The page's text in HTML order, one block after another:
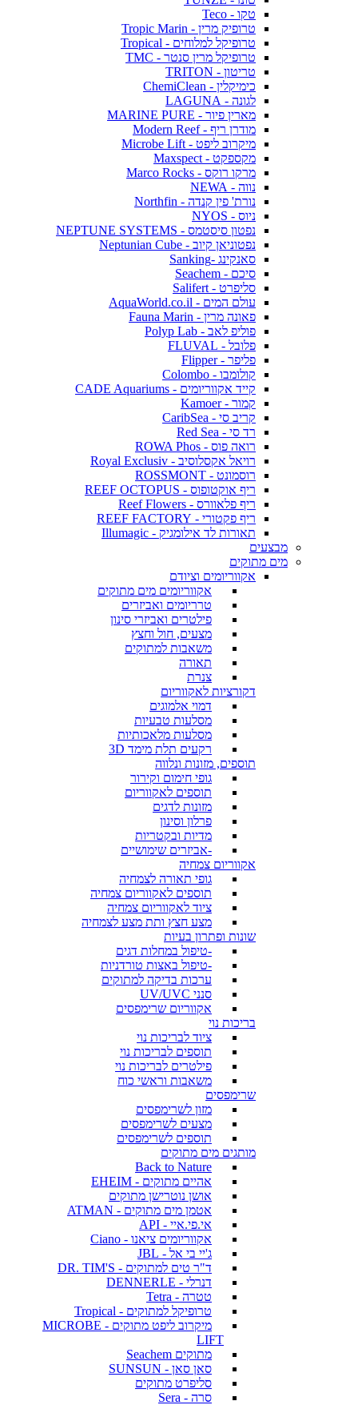
טקו - Teco
טרופיק מרין - Tropic Marin
טרופיקל למלוחים - Tropical
טרופיקל מרין סנטר - TMC
טריטון - TRITON
כימיקלין - ChemiClean
לגונה - LAGUNA
מארין פיור - MARINE PURE
מודרן ריף - Modern Reef
מיקרוב ליפט - Microbe Lift
מקספקט - Maxspect
מרקו רוקס - Marco Rocks
נווה - NEWA
נורת' פין קנדה - Northfin
ניוס - NYOS
נפטון סיסטמס - NEPTUNE SYSTEMS
נפטוניאן קיוב - Neptunian Cube
סאנקינג -Sanking
סיכם - Seachem
סליפרט - Salifert
עולם המים - AquaWorld.co.il
פאונה מרין - Fauna Marin
פוליפ לאב - Polyp Lab
פלובל - FLUVAL
פליפר - Flipper
קולומבו - Colombo
קייד אקווריומים - CADE Aquariums
קמור - Kamoer
קריב סי - CaribSea
רד סי - Red Sea
רואה פוס - ROWA Phos
רויאל אקסלוסיב - Royal Exclusiv
רוסמונט - ROSSMONT
ריף אוקטופוס - REEF OCTOPUS
ריף פלאוורס - Reef Flowers
ריף פקטורי - REEF FACTORY
תאורות לד אילומגיק - Illumagic
מבצעים
מים מתוקים
אקווריומים וציודם
אקווריומים מים מתוקים
טרריומים ואביזרים
פילטרים ואביזרי סינון
מצעים, חול וחצץ
משאבות למתוקים
תאורה
צנרת
דקורציות לאקווריום
דמוי אלמוגים
מסלעות טבעיות
מסלעות מלאכותיות
רקעים תלת מימד 3D
תוספים, מזונות ונלווה
גופי חימום וקירור
תוספים לאקווריום
מזונות לדגים
פרלון וסינון
מדיות ובקטריות
-אביזרים שימושיים
אקווריום צמחיה
גופי תאורה לצמחיה
תוספים לאקווריום צמחיה
ציוד לאקווריום צמחיה
מצע חצץ ותת מצע לצמחיה
שונות ופתרון בעיות
-טיפול במחלות דגים
-טיפול באצות טורדניות
ערכות בדיקה למתוקים
סנני UV/UVC
אקווריום שרימפסים
בריכות נוי
ציוד לבריכות נוי
תוספים לבריכות נוי
פילטרים לבריכות נוי
משאבות וראשי כוח
שרימפסים
מזון לשרימפסים
מצעים לשרימפסים
תוספים לשרימפסים
מותגים מים מתוקים
Back to Nature
אהיים מתוקים - EHEIM
אושן נוטרישן מתוקים
אטמן מים מתוקים - ATMAN
אי.פי.איי - API
אקווריומים ציאנו - Ciano
ג'יי בי אל - JBL
ד"ר טים למתוקים - DR. TIM'S
דנרלי - DENNERLE
טטרה - Tetra
טרופיקל למתוקים - Tropical
מיקרוב ליפט מתוקים - MICROBE
LIFT
מתוקים Seachem
סאן סאן - SUNSUN
סליפרט מתוקים
סרה - Sera